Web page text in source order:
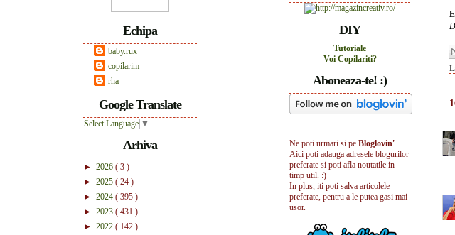
DIY
Tutoriale
Voi Copilariti?
Aboneaza-te! :)
Ne poti urmari si pe Bloglovin'.
Aici poti adauga adresele blogurilor
preferate si poti afla noutatile in
timp util. :)
In plus, iti poti salva articolele
preferate, pentru a le putea gasi mai
usor.
Echipa
baby.rux
copilarim
rha
Google Translate
Select Language ▼
Arhiva
► 2026 ( 3 )
► 2025 ( 24 )
► 2024 ( 395 )
► 2023 ( 431 )
► 2022 ( 142 )